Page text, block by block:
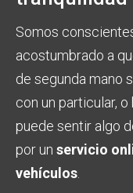
Somos
acostumbrado a
de segunda mano
con un particular,
puede sentir algo
por un servicio
vehículos